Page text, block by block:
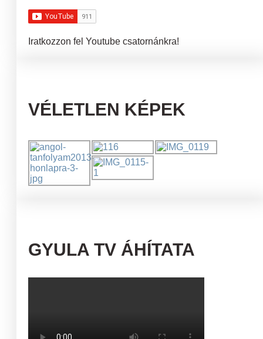
Iratkozzon fel Youtube csatornánkra!
VÉLETLEN KÉPEK
GYULA TV ÁHÍTATA